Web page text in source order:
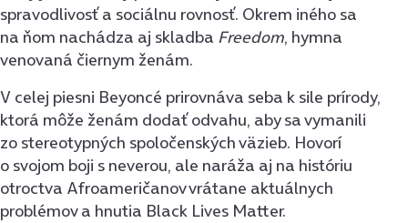
spravodlivosť a sociálnu rovnosť. Okrem iného sa
na ňom nachádza aj skladba Freedom, hymna
venovaná čiernym ženám.
V celej piesni Beyoncé prirovnáva seba k sile prírody,
ktorá môže ženám dodať odvahu, aby sa vymanili
zo stereotypných spoločenských väzieb. Hovorí
o svojom boji s neverou, ale naráža aj na históriu
otroctva Afroameričanov vrátane aktuálnych
problémov a hnutia Black Lives Matter.